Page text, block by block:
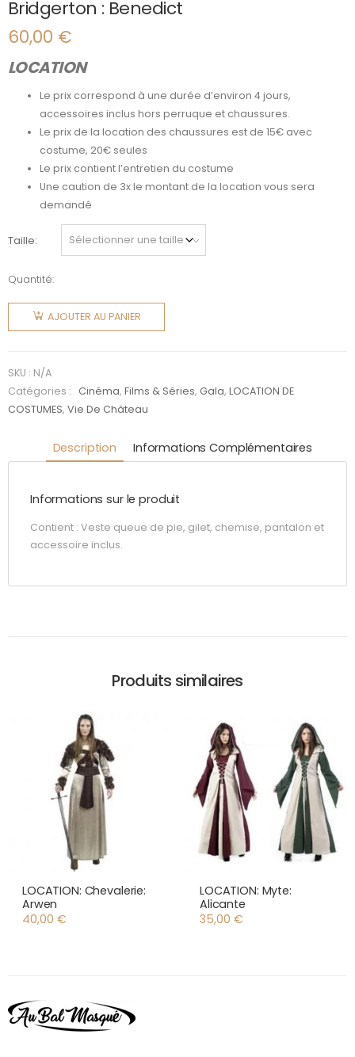
Bridgerton : Benedict
60,00 €
LOCATION
Le prix correspond à une durée d’environ 4 jours,
accessoires inclus hors perruque et chaussures.
Le prix de la location des chaussures est de 15€ avec
costume, 20€ seules
Le prix contient l’entretien du costume
Une caution de 3x le montant de la location vous sera
demandé
Taille
Quantité:
quantité
Bridgerton
Benedict
AJOUTER AU PANIER
SKU : N/A
Catégories :
Cinéma,Films & Séries, Gala,LOCATION DE
COSTUMES, Vie De Château
Description Informations Complémentaires
Informations sur le produit
Contient : Veste queue de pie, gilet, chemise, pantalon et
accessoire inclus.
Produits similaires
LOCATION: Chevalerie:
Arwen
40,00 €
LOCATION: Myte:
Alicante
35,00 €